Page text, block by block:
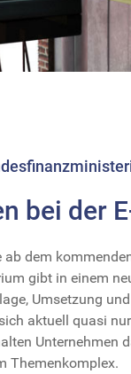
bei der
ab dem
gibt in einem
Umsetzung und
aktuell quasi
Unternehmen
Themenkomplex.